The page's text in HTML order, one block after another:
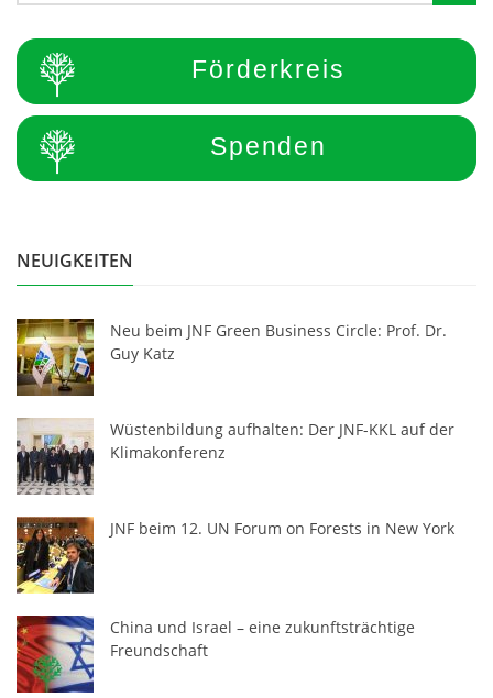
Förderkreis
Spenden
NEUIGKEITEN
Neu beim JNF Green Business Circle: Prof. Dr.
Guy Katz
Wüstenbildung aufhalten: Der JNF-KKL auf der
Klimakonferenz
JNF beim 12. UN Forum on Forests in New York
China und Israel – eine zukunftsträchtige
Freundschaft